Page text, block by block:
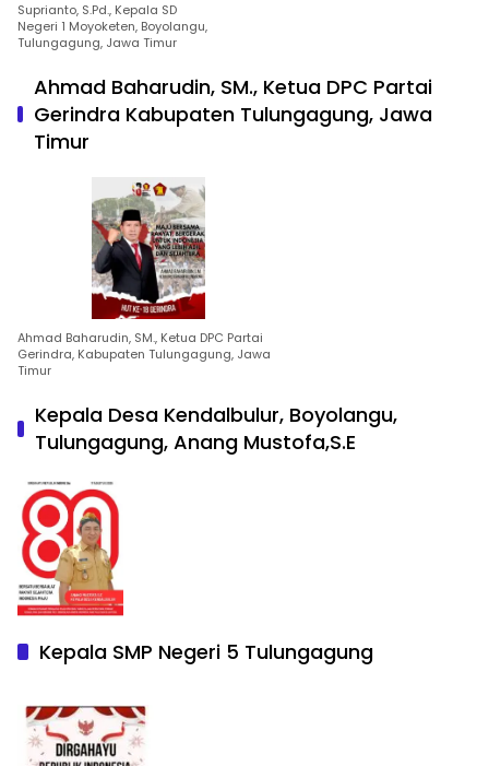
Suprianto, S.Pd., Kepala SD
Negeri 1 Moyoketen, Boyolangu,
Tulungagung, Jawa Timur
Ahmad Baharudin, SM., Ketua DPC Partai
Gerindra Kabupaten Tulungagung, Jawa
Timur
Ahmad Baharudin, SM., Ketua DPC Partai
Gerindra, Kabupaten Tulungagung, Jawa
Timur
Kepala Desa Kendalbulur, Boyolangu,
Tulungagung, Anang Mustofa,S.E
Kepala SMP Negeri 5 Tulungagung